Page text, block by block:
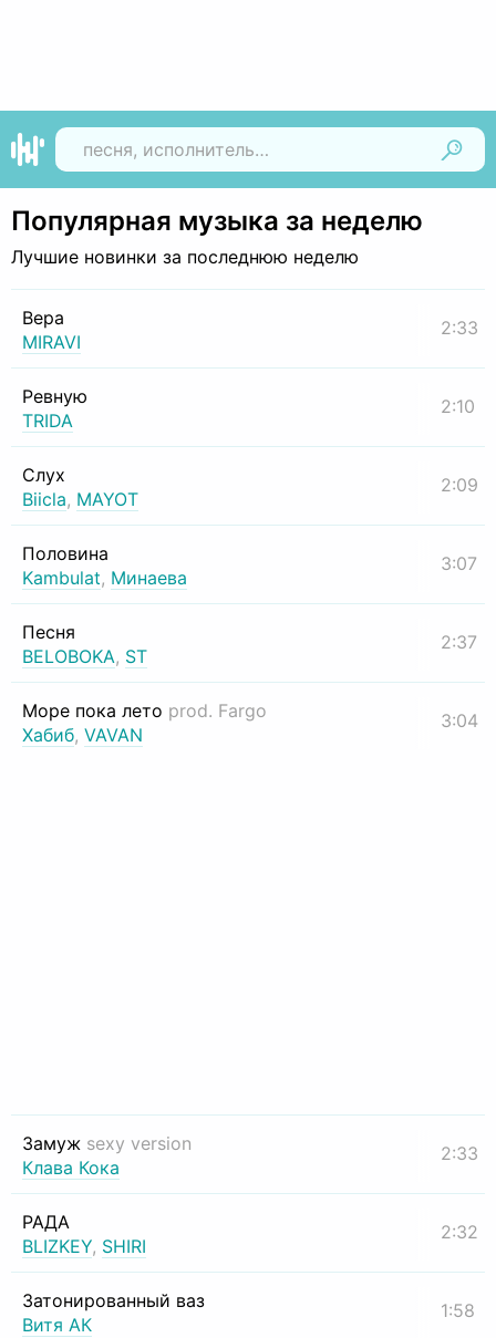
Популярная музыка за неделю
Лучшие новинки за последнюю неделю
Вера
MIRAVI
2:33
Ревную
TRIDA
2:10
Слух
Biicla, MAYOT
2:09
Половина
Kambulat, Минаева
3:07
Песня
BELOBOKA, ST
2:37
Море пока лето prod. Fargo
Хабиб, VAVAN
3:04
Замуж sexy version
Клава Кока
2:33
РАДА
BLIZKEY, SHIRI
2:32
Затонированный ваз
Витя АК
1:58